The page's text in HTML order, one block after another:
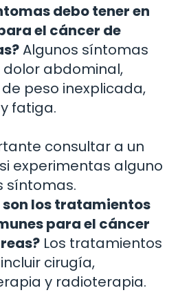
debo tener en
el cáncer de
Algunos síntomas
dolor abdominal,
peso inexplicada,
fatiga.
consultar a un
experimentas alguno
síntomas.
son los tratamientos
para el cáncer
Los tratamientos
cirugía,
y radioterapia.